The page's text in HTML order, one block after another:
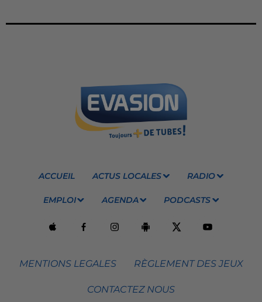
ACCUEIL ACTUS LOCALES RADIO
EMPLOI AGENDA PODCASTS
MENTIONS LEGALES RÈGLEMENT DES JEUX
CONTACTEZ NOUS